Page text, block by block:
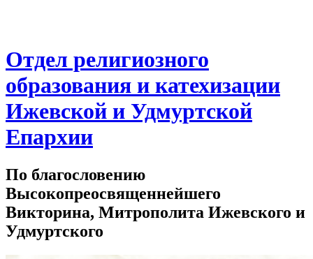
Отдел религиозного
образования и катехизации
Ижевской и Удмуртской
Епархии
По благословению
Высокопреосвященнейшего
Викторина, Митрополита Ижевского и
Удмуртского